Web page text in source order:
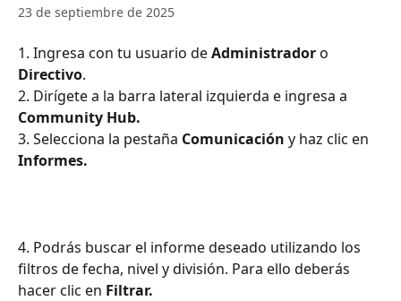
23 de septiembre de 2025
1. Ingresa con tu usuario de Administrador o
Directivo.
2. Dirígete a la barra lateral izquierda e ingresa a
Community Hub.
3. Selecciona la pestaña Comunicación y haz clic en
Informes.
4. Podrás buscar el informe deseado utilizando los
filtros de fecha, nivel y división. Para ello deberás
hacer clic en Filtrar.